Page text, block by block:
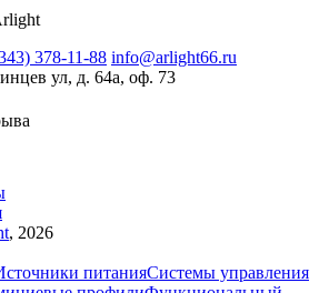
378-11-88 info@arlight66.ru
ул, д. 64а, оф. 73
, 2026
питанияСистемы управления